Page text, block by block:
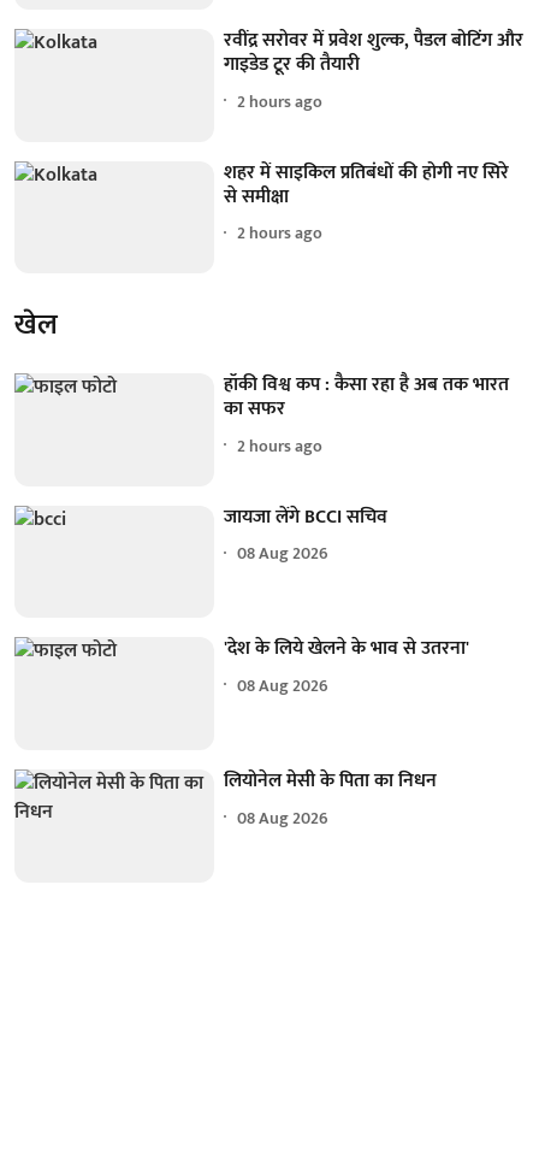
रवींद्र सरोवर में प्रवेश शुल्क, पैडल बोटिंग और
गाइडेड टूर की तैयारी
2 hours ago
शहर में साइकिल प्रतिबंधों की होगी नए सिरे
से समीक्षा
2 hours ago
खेल
हॉकी विश्व कप : कैसा रहा है अब तक भारत
का सफर
2 hours ago
जायजा लेंगे BCCI सचिव
08 Aug 2026
'देश के लिये खेलने के भाव से उतरना'
08 Aug 2026
लियोनेल मेसी के पिता का निधन
08 Aug 2026